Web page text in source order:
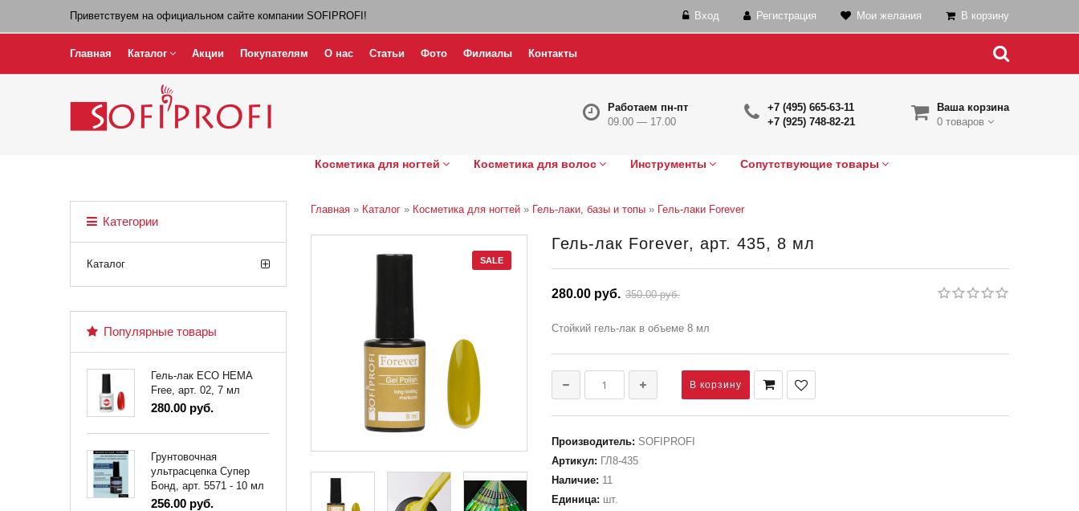
Приветствуем на официальном сайте компании SOFIPROFI! Вход Регистрация Мои желания В корзину
Главная Каталог Акции Покупателям О нас Статьи Фото Филиалы Контакты
Ваша корзина
0 товаров
+7 (495) 665-63-11
+7 (925) 748-82-21
Работаем пн-пт
09.00 — 17.00
Косметика для ногтей Косметика для волос Инструменты Сопутствующие товары
Главная » Каталог » Косметика для ногтей » Гель-лаки, базы и топы » Гель-лаки Forever
SALE
Гель-лак Forever, арт. 435, 8 мл
280.00 руб. 350.00 руб.
Стойкий гель-лак в объеме 8 мл
Производитель: SOFIPROFI
Артикул: ГЛ8-435
Наличие: 11
Единица: шт.
Категории
Каталог
Популярные товары
Гель-лак ECO HEMA
Free, арт. 02, 7 мл
280.00 руб.
Грунтовочная
ультрасцепка Супер
Бонд, арт. 5571 - 10 мл
256.00 руб.